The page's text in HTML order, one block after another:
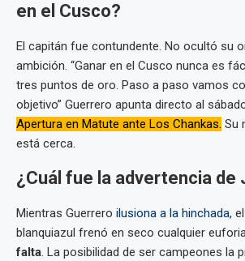
en el Cusco?
El capitán fue contundente. No ocultó su
ambición. “Ganar en el Cusco nunca es
tres puntos de oro. Paso a paso vamos
objetivo” Guerrero apunta directo al
Apertura en Matute ante Los Chankas. Su
está cerca.
¿Cuál fue la advertencia de
Mientras Guerrero ilusiona a la hinchada,
blanquiazul frenó en seco cualquier
falta. La posibilidad de ser campeones la